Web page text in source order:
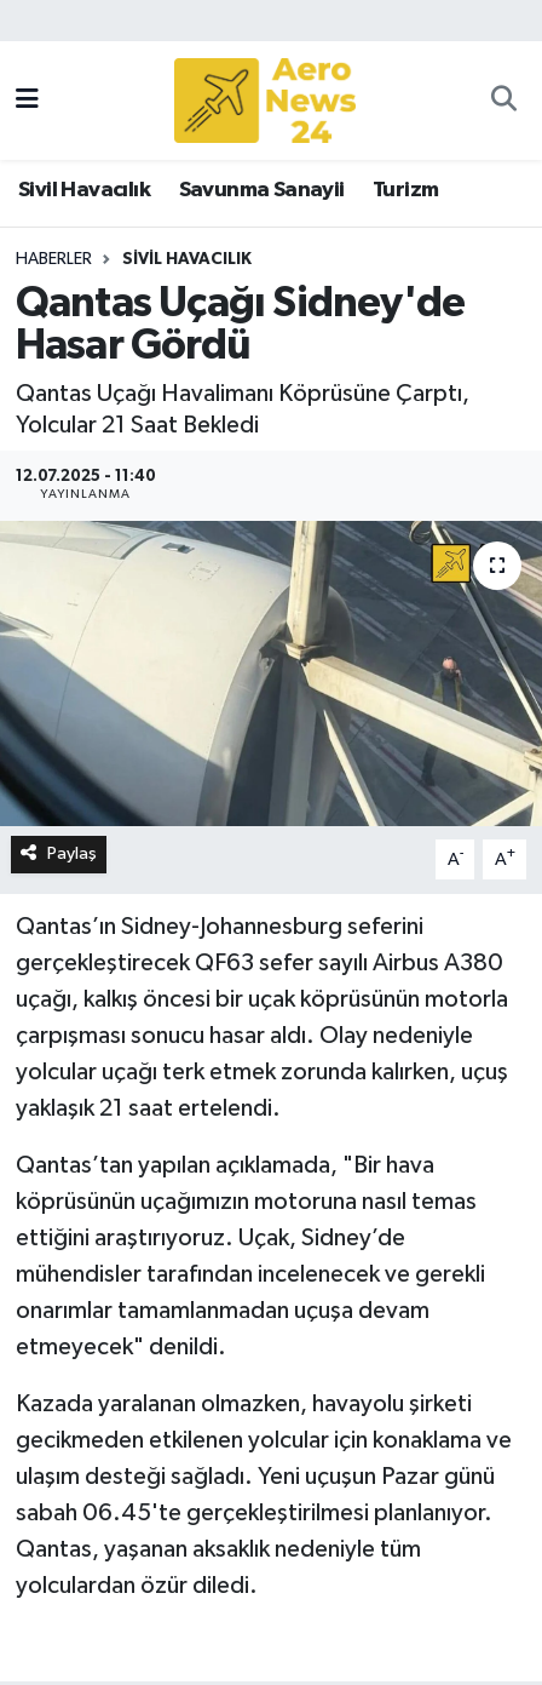
Sivil Havacılık Savunma Sanayii Turizm
HABERLER SIVIL HAVACILIK
Qantas Uçağı Sidney'de
Hasar Gördü
Qantas Uçağı Havalimanı Köprüsüne Çarptı,
Yolcular 21 Saat Bekledi
12.07.2025 - 11:40
YAYINLANMA
Paylaş A- A+
Qantas’ın Sidney-Johannesburg seferini
gerçekleştirecek QF63 sefer sayılı Airbus A380
uçağı, kalkış öncesi bir uçak köprüsünün motorla
çarpışması sonucu hasar aldı. Olay nedeniyle
yolcular uçağı terk etmek zorunda kalırken, uçuş
yaklaşık 21 saat ertelendi.
Qantas’tan yapılan açıklamada, "Bir hava
köprüsünün uçağımızın motoruna nasıl temas
ettiğini araştırıyoruz. Uçak, Sidney’de
mühendisler tarafından incelenecek ve gerekli
onarımlar tamamlanmadan uçuşa devam
etmeyecek" denildi.
Kazada yaralanan olmazken, havayolu şirketi
gecikmeden etkilenen yolcular için konaklama ve
ulaşım desteği sağladı. Yeni uçuşun Pazar günü
sabah 06.45'te gerçekleştirilmesi planlanıyor.
Qantas, yaşanan aksaklık nedeniyle tüm
yolculardan özür diledi.